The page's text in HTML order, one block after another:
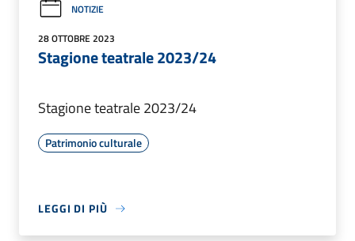
NOTIZIE
28 OTTOBRE 2023
Stagione teatrale 2023/24
Stagione teatrale 2023/24
Patrimonio culturale
LEGGI DI PIÙ